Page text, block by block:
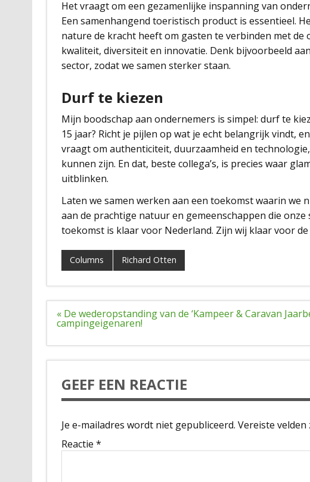
Het vraagt om een gezamenlijke inspanning van
Een samenhangend toeristisch product is essentieel.
nature de kracht heeft om gasten te verbinden met
kwaliteit, diversiteit en innovatie. Denk bijvoorbeeld
sector, zodat we samen sterker staan.
Durf te kiezen
Mijn boodschap aan ondernemers is simpel: durf te
15 jaar? Richt je pijlen op wat je echt belangrijk vindt,
vraagt om authenticiteit, duurzaamheid en
kunnen zijn. En dat, beste collega’s, is precies waar
uitblinken.
Laten we samen werken aan een toekomst waarin we
aan de prachtige natuur en gemeenschappen die
toekomst is klaar voor Nederland. Zijn wij klaar voor
Columns Richard Otten
Bericht
navigatie
« De wederopstanding van de ‘Kampeer & Caravan
campingeigenaren!
GEEF EEN REACTIE
Je e-mailadres wordt niet gepubliceerd. Vereiste
Reactie *